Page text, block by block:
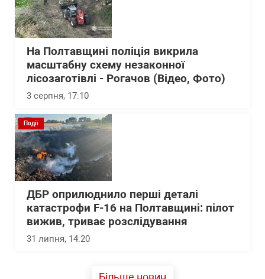
На Полтавщині поліція викрила
масштабну схему незаконної
лісозаготівлі - Рогачов (Відео, Фото)
3 серпня, 17:10
Події
ДБР оприлюднило перші деталі
катастрофи F-16 на Полтавщині: пілот
вижив, триває розслідування
31 липня, 14:20